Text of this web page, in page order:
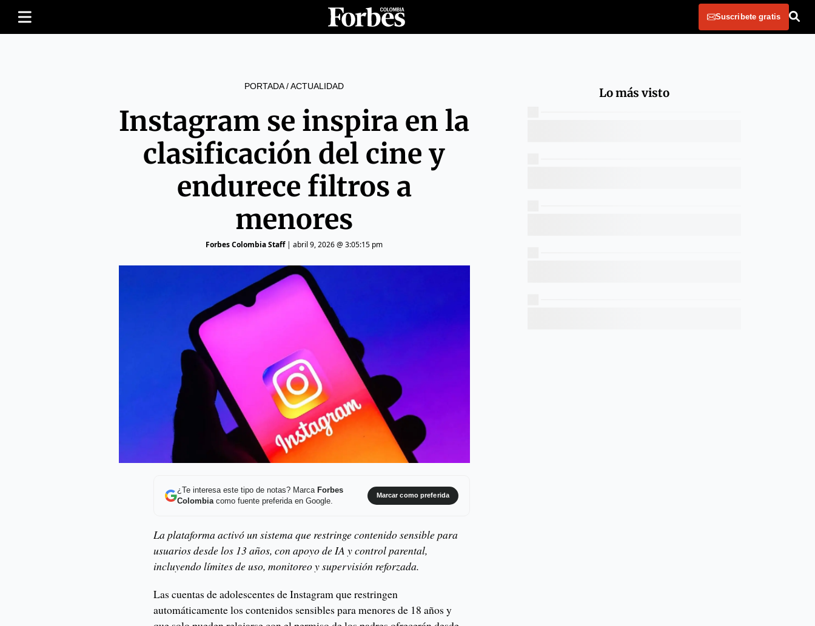
Suscribete gratis
PORTADA/ACTUALIDAD
Instagram se inspira en la
clasificación del cine y
endurece filtros a
menores
Forbes Colombia Staff| abril 9, 2026 @ 3:05:15 pm
¿Te interesa este tipo de notas? Marca Forbes
Colombiacomo fuente preferida en Google.
Marcar como preferida
La plataforma activó un sistema que restringe contenido sensible para
usuarios desde los 13 años, con apoyo de IA y control parental,
incluyendo límites de uso, monitoreo y supervisión reforzada.
Las cuentas de adolescentes de Instagram que restringen
automáticamente los contenidos sensibles para menores de 18 años y
Lo más visto